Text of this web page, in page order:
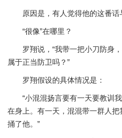
原因是，有人觉得他的这番话与
“很像”在哪里？
罗翔说，“我带一把小刀防身，
属于正当防卫吗？”
罗翔假设的具体情况是：
“小混混扬言要有一天要教训我
在身上。有一天，混混带一群人
捅了他。”